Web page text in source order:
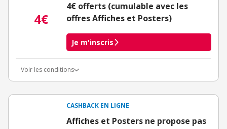
4€
4€ offerts (cumulable avec les
offres Affiches et Posters)
Je m'inscris
Voir les conditions
3€ de bienvenue crédités immédiatement + 1€ supplémentaire
Offre réservée à une toute première inscription chez eBuyClub.
CASHBACK EN LIGNE
Affiches et Posters ne propose pas